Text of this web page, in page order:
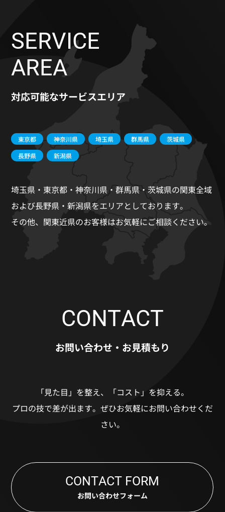
SERVICE
AREA
対応可能なサービスエリア
東京都 神奈川県 埼玉県 群馬県
茨城県
長野県
新潟県
埼玉県・東京都・神奈川県・群馬県・茨城県の関東全域
および長野県・新潟県をエリアとしております。
その他、関東近県のお客様はお気軽にご相談ください。
CONTACT
お問い合わせ・お見積もり
「見た目」を整え、「コスト」を抑える。
プロの技で差が出ます。 ぜひお気軽にお問い合わせくだ
さい。
CONTACT FORM
お問い合わせフォーム